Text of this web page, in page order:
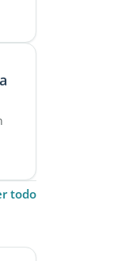
todo